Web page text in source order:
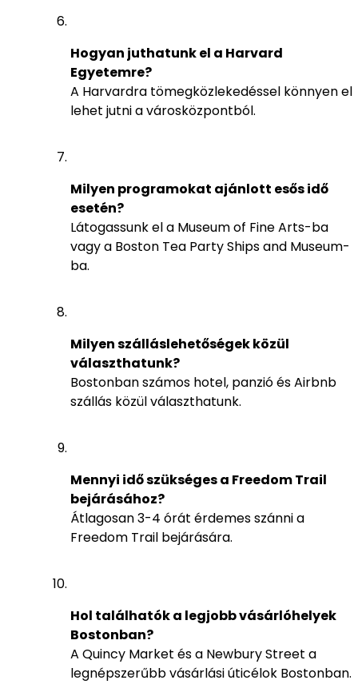
Hogyan juthatunk el a Harvard
Egyetemre?
A Harvardra tömegközlekedéssel könnyen el
lehet jutni a városközpontból.
Milyen programokat ajánlott esős idő
esetén?
Látogassunk el a Museum of Fine Arts-ba
vagy a Boston Tea Party Ships and Museum-
ba.
Milyen szálláslehetőségek közül
választhatunk?
Bostonban számos hotel, panzió és Airbnb
szállás közül választhatunk.
Mennyi idő szükséges a Freedom Trail
bejárásához?
Átlagosan 3-4 órát érdemes szánni a
Freedom Trail bejárására.
Hol találhatók a legjobb vásárlóhelyek
Bostonban?
A Quincy Market és a Newbury Street a
legnépszerűbb vásárlási úticélok Bostonban.